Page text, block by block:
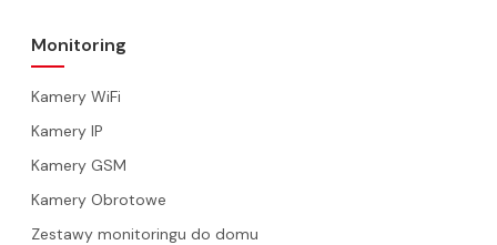
Monitoring
Kamery WiFi
Kamery IP
Kamery GSM
Kamery Obrotowe
Zestawy monitoringu do domu